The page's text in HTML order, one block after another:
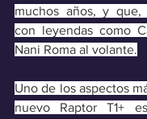
muchos años, y que,
con leyendas como
Nani Roma al volante.
Uno de los aspectos
nuevo Raptor T1+